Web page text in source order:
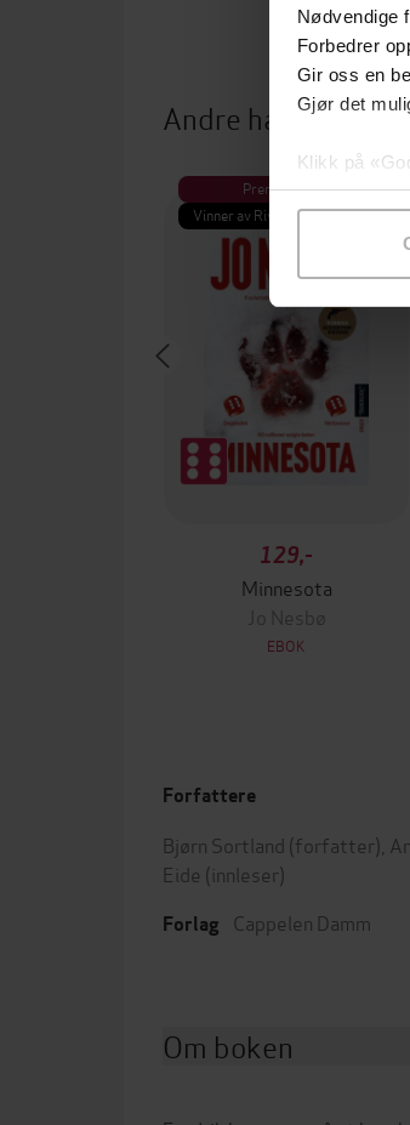
Nødvendige
Forbedrer
Gir oss en
Gjør det
Klikk på
samtykke til
Andre har også
Premium
Vinner av Rivertonprisen
129,-
Minnesota
Jo Nesbø
EBOK
Forfattere
Bjørn Sortland (forfatter),
Eide (innleser)
Forlag Cappelen Damm
Om boken